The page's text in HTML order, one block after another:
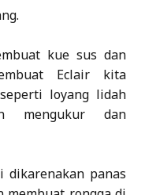
kue sus dan
Eclair kita
loyang lidah
mengukur dan
dikarenakan panas